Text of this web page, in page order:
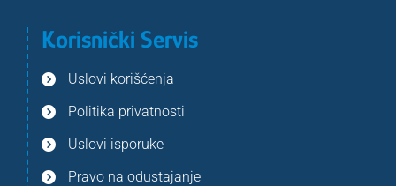
Korisnički Servis
Uslovi korišćenja
Politika privatnosti
Uslovi isporuke
Pravo na odustajanje